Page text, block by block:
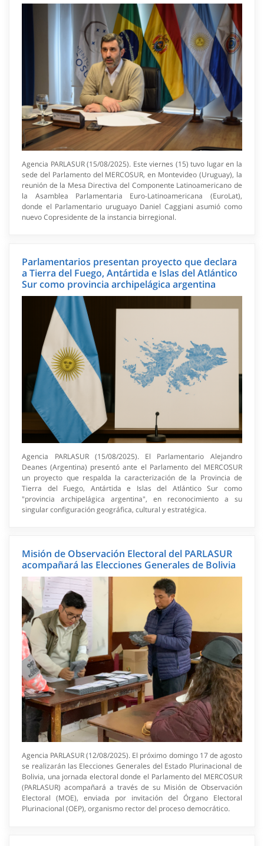
Agencia PARLASUR (15/08/2025). Este viernes (15) tuvo lugar en la
sede del Parlamento del MERCOSUR, en Montevideo (Uruguay), la
reunión de la Mesa Directiva del Componente Latinoamericano de
la Asamblea Parlamentaria Euro-Latinoamericana (EuroLat),
donde el Parlamentario uruguayo Daniel Caggiani asumió como
nuevo Copresidente de la instancia birregional.
Parlamentarios presentan proyecto que declara
a Tierra del Fuego, Antártida e Islas del Atlántico
Sur como provincia archipelágica argentina
Agencia PARLASUR (15/08/2025). El Parlamentario Alejandro
Deanes (Argentina) presentó ante el Parlamento del MERCOSUR
un proyecto que respalda la caracterización de la Provincia de
Tierra del Fuego, Antártida e Islas del Atlántico Sur como
"provincia archipelágica argentina", en reconocimiento a su
singular configuración geográfica, cultural y estratégica.
Misión de Observación Electoral del PARLASUR
acompañará las Elecciones Generales de Bolivia
Agencia PARLASUR (12/08/2025). El próximo domingo 17 de agosto
se realizarán las Elecciones Generales del Estado Plurinacional de
Bolivia, una jornada electoral donde el Parlamento del MERCOSUR
(PARLASUR) acompañará a través de su Misión de Observación
Electoral (MOE), enviada por invitación del Órgano Electoral
Plurinacional (OEP), organismo rector del proceso democrático.